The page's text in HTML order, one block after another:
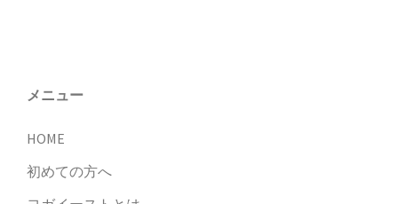
ン
メニュー
HOME
初めての方へ